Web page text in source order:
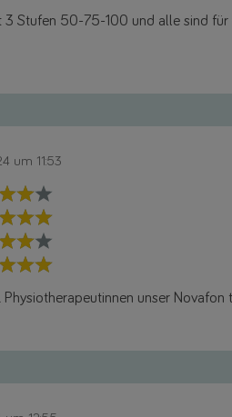
3 Stufen 50-75-100 und alle sind
um 11:53
unser